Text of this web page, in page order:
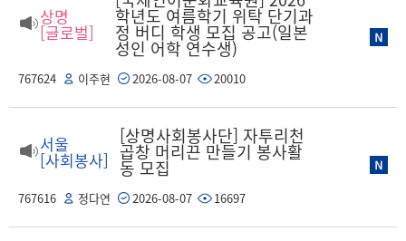
상명
[글로벌]
학년도 여름학기 위탁 단기과
정 버디 학생 모집 공고(일본
성인 어학 연수생)
767624 이주현 2026-08-07 20010
서울
[사회봉사]
[상명사회봉사단] 자투리천
곱창 머리끈 만들기 봉사활
동 모집
767616 정다연 2026-08-07 16697